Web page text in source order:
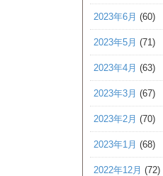
2023年6月 (60)
2023年5月 (71)
2023年4月 (63)
2023年3月 (67)
2023年2月 (70)
2023年1月 (68)
2022年12月 (72)